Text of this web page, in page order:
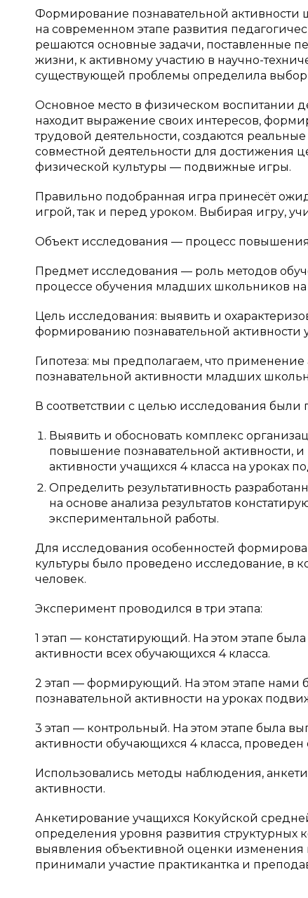
Формирование познавательной
на совpеменном этапе развития
решаются основные задачи, поставленные
жизни, к активному участию в научно-
существующей проблемы определила
Основное место в физическом воспитании
находит выражение своих интересов,
трудовой деятельности, создаются
совместной деятельности для достижения
физической культуры — подвижные игры.
Правильно подобранная игра принесёт
игрой, так и перед уроком. Выбирая игру,
Объект исследования — процесс повышения
Предмет исследования — роль методов
процессе обучения младших школьников
Цель исследования: выявить и
формированию познавательной
Гипотеза: мы предполагаем, что
познавательной активности младших
В соответствии с целью исследования
Выявить и обосновать комплекс
повышение познавательной активности,
активности учащихся 4 класса на уроках
Определить результативность
на основе анализа результатов
экспериментальной работы.
Для исследования особенностей
культуры было проведено исследование, в
человек.
Эксперимент проводился в три этапа:
1 этап — констатирующий. На этом этапе
активности всех обучающихся 4 класса.
2 этап — формирующий. На этом этапе нами
познавательной активности на уроках
3 этап — контрольный. На этом этапе была
активности обучающихся 4 класса,
Использовались методы наблюдения,
активности.
Анкетирование учащихся Кокуйской
определения уровня развития структурных
выявления объективной оценки изменения
принимали участие практикантка и